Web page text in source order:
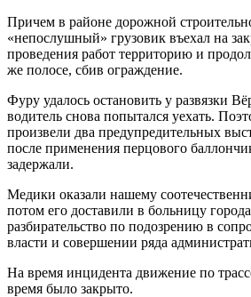
Причем в районе дорожной
«непослушный» грузовик въехал на
проведения работ территорию и
же полосе, сбив ограждение.
Фуру удалось остановить у развязки
водитель снова попытался уехать.
произвели два предупредительных
после применения перцового
задержали.
Медики оказали нашему
потом его доставили в больницу
разбирательство по подозрению в
власти и совершении ряда
На время инцидента движение по
время было закрыто.